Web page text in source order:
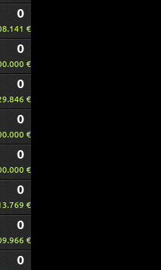
0
€
0
€
0
€
0
€
0
€
0
€
0
€
0